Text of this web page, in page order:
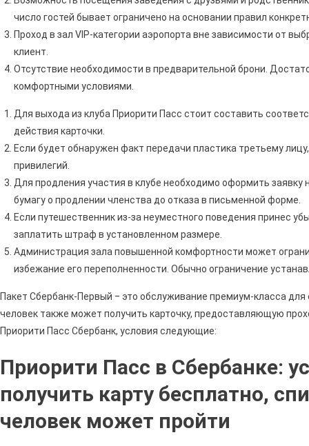
число гостей бывает ограничено на основании правил
Проход в зал VIP-категории аэропорта вне зависимости от
клиент.
Отсутствие необходимости в предварительной брони.
комфортными условиями.
Для выхода из клуба Приорити Пасс стоит составить
действия карточки.
Если будет обнаружен факт передачи пластика третьему
привилегий.
Для продления участия в клубе необходимо оформить заявку
бумагу о продлении членства до отказа в письменной форме.
Если путешественник из-за неуместного поведения принес
заплатить штраф в установленном размере.
Администрация зала повышенной комфортности может
избежание его переполненности. Обычно ограничение
Пакет Сбербанк-Первый ‒ это обслуживание премиум-класса
человек также может получить карточку, предоставляющую
Приорити Пасс Сбербанк, условия следующие:
Приорити Пасс в Сбербанке:
получить карту бесплатно,
человек может пройти